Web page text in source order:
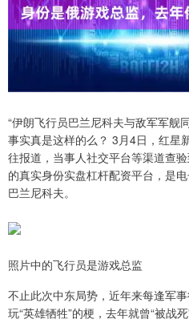
“伊朗飞行员巴兰尼科夫与敌军军舰
事实真是这样的么？ 3月4日，红星
往报道，当事人社交平台等渠道查
的真实身份实盘杠杆配资平台，是
巴兰尼科夫。
照片中的飞行员是游戏总监
不止此次中东局势，近年来每逢军
玩“英雄牺牲”的梗，去年就曾“被战死”